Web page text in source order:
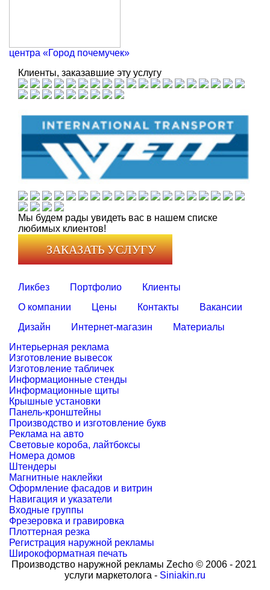
центра «Город почемучек»
Клиенты, заказавшие эту услугу
Мы будем рады увидеть вас в нашем списке
любимых клиентов!
ЗАКАЗАТЬ УСЛУГУ
Ликбез Портфолио
Клиенты
О компании
Цены Контакты
Вакансии
Дизайн
Интернет-магазин
Материалы
Интерьерная реклама
Изготовление вывесок
Изготовление табличек
Информационные стенды
Информационные щиты
Крышные установки
Панель-кронштейны
Производство и изготовление букв
Реклама на авто
Световые короба, лайтбоксы
Номера домов
Штендеры
Магнитные наклейки
Оформление фасадов и витрин
Навигация и указатели
Входные группы
Фрезеровка и гравировка
Плоттерная резка
Регистрация наружной рекламы
Широкоформатная печать
Производство наружной рекламы Zecho © 2006 - 2021
услуги маркетолога - Siniakin.ru